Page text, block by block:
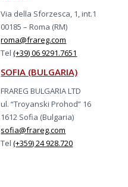
Via della Sforzesca, 1, int.1
00185 – Roma (RM)
roma@frareg.com
Tel(+39) 06 9291.7651
SOFIA (BULGARIA)
FRAREG BULGARIA LTD
ul. “Troyanski Prohod” 16
1612 Sofia (Bulgaria)
sofia@frareg.com
Tel(+359) 24 928.720